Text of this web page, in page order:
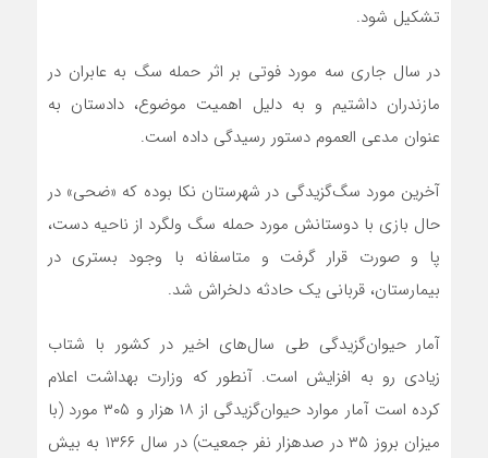
تشکیل شود.
در سال جاری سه مورد فوتی بر اثر حمله سگ به عابران در
مازندران داشتیم و به دلیل اهمیت موضوع، دادستان به
عنوان مدعی العموم دستور رسیدگی داده است.
آخرین مورد سگ‌گزیدگی در شهرستان نکا بوده که «ضحی» در
حال بازی با دوستانش ‌مورد حمله سگ ولگرد از ناحیه دست،
پا و صورت قرار گرفت و متاسفانه با وجود بستری در
بیمارستان، قربانی یک حادثه دلخراش شد.
آمار حیوان‌گزیدگی طی سال‌های اخیر در کشور با شتاب
زیادی رو به افزایش است. آنطور که وزارت بهداشت اعلام
کرده است‌ آمار موارد حیوان‌گزیدگی از ۱۸ هزار و ۳۰۵ مورد (با
میزان بروز ۳۵ در صدهزار نفر جمعیت) در سال ۱۳۶۶ به بیش